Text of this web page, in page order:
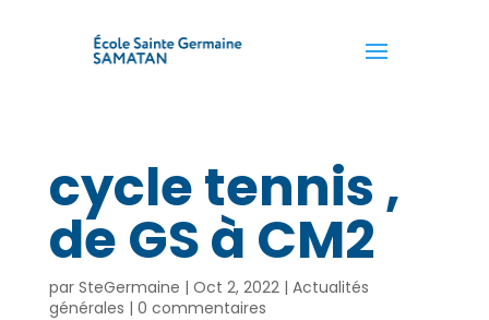
cycle tennis ,
de GS à CM2
par SteGermaine | Oct 2, 2022| Actualités
générales | 0 commentaires